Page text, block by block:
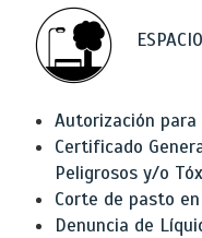
Autorización para
Certificado
Peligrosos y/o
Corte de pasto
Denuncia de